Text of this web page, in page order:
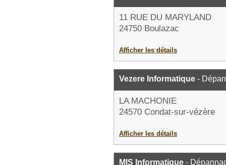
11 RUE DU MARYLAND
24750 Boulazac
Afficher les détails
Vezere Informatique -
LA MACHONIE
24570 Condat-sur-vézère
Afficher les détails
MIS Informatique -